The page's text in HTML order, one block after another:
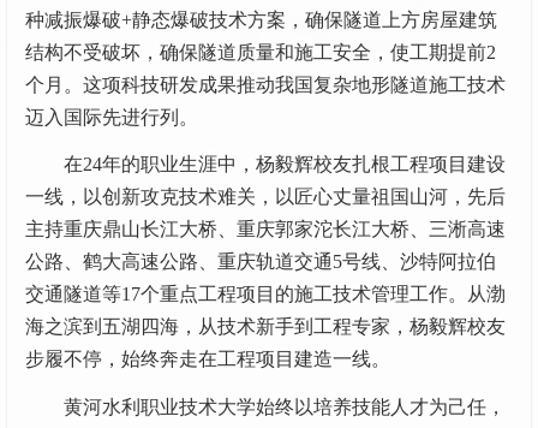
种减振爆破+静态爆破技术方案，确保隧道上方房屋建筑
结构不受破坏，确保隧道质量和施工安全，使工期提前2
个月。这项科技研发成果推动我国复杂地形隧道施工技术
迈入国际先进行列。
在24年的职业生涯中，杨毅辉校友扎根工程项目建设
一线，以创新攻克技术难关，以匠心丈量祖国山河，先后
主持重庆鼎山长江大桥、重庆郭家沱长江大桥、三淅高速
公路、鹤大高速公路、重庆轨道交通5号线、沙特阿拉伯
交通隧道等17个重点工程项目的施工技术管理工作。从渤
海之滨到五湖四海，从技术新手到工程专家，杨毅辉校友
步履不停，始终奔走在工程项目建造一线。
黄河水利职业技术大学始终以培养技能人才为己任，